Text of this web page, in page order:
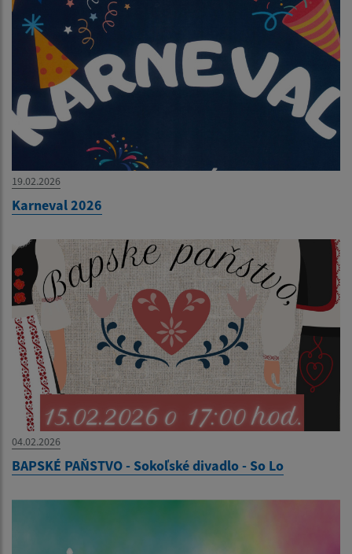
19.02.2026
Karneval 2026
04.02.2026
BAPSKÉ PAŇSTVO - Sokoľské divadlo - So Lo